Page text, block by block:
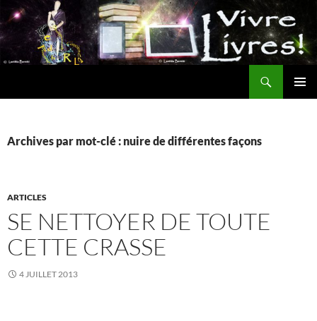
Aller
au
contenu
Archives par mot-clé : nuire de différentes façons
ARTICLES
SE NETTOYER DE TOUTE
CETTE CRASSE
4 JUILLET 2013